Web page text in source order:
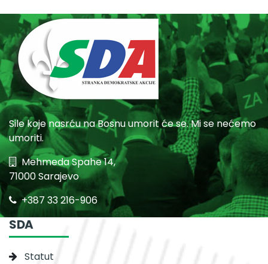
Sile koje nasrću na Bosnu umorit će se. Mi se nećemo
umoriti.
Mehmeda Spahe 14,
71000 Sarajevo
+387 33 216-906
SDA
Statut